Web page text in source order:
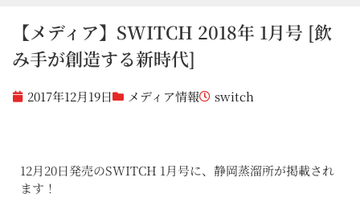
【メディア】SWITCH 2018年 1月号 [飲
み手が創造する新時代]
2017年12月19日 メディア情報 switch
12月20日発売のSWITCH 1月号に、静岡蒸溜所が掲載され
ます！